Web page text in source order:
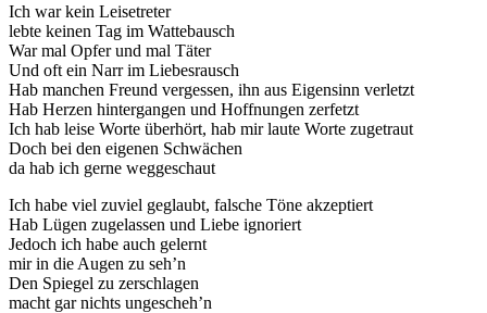
Ich war kein Leisetreter
lebte keinen Tag im Wattebausch
War mal Opfer und mal Täter
Und oft ein Narr im Liebesrausch
Hab manchen Freund vergessen, ihn aus Eigensinn verletzt
Hab Herzen hintergangen und Hoffnungen zerfetzt
Ich hab leise Worte überhört, hab mir laute Worte zugetraut
Doch bei den eigenen Schwächen
da hab ich gerne weggeschaut
Ich habe viel zuviel geglaubt, falsche Töne akzeptiert
Hab Lügen zugelassen und Liebe ignoriert
Jedoch ich habe auch gelernt
mir in die Augen zu seh’n
Den Spiegel zu zerschlagen
macht gar nichts ungescheh’n